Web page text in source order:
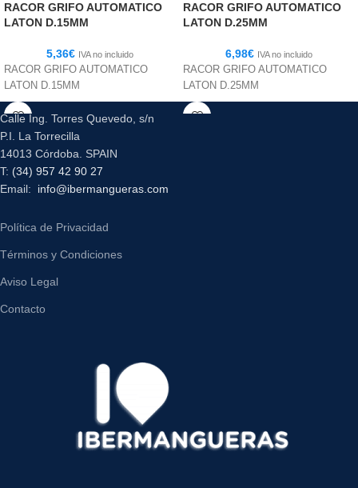
RACOR GRIFO AUTOMATICO
LATON D.15MM
5,36€ IVA no incluido
RACOR GRIFO AUTOMATICO
LATON D.15MM
RACOR GRIFO AUTOMATICO
LATON D.25MM
6,98€ IVA no incluido
RACOR GRIFO AUTOMATICO
LATON D.25MM
Calle Ing. Torres Quevedo, s/n
P.I. La Torrecilla
14013 Córdoba. SPAIN
T: (34) 957 42 90 27
Email: info@ibermangueras.com
Política de Privacidad
Términos y Condiciones
Aviso Legal
Contacto